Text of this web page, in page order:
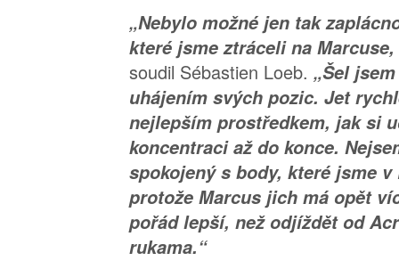
„Nebylo možné jen tak
které jsme ztráceli na
soudil Sébastien Loeb. „Šel
uhájením svých pozic. Jet
nejlepším prostředkem, jak si
koncentraci až do konce.
spokojený s body, které jsme
protože Marcus jich má opět
pořád lepší, než odjíždět od
rukama.“